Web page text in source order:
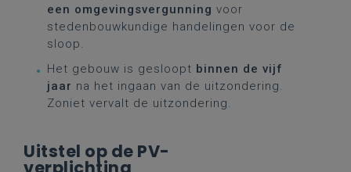
een omgevingsvergunning voor
stedenbouwkundige handelingen voor de
sloop.
Het gebouw is gesloopt binnen de vijf
jaar na het ingaan van de uitzondering.
Zoniet vervalt de uitzondering.
Uitstel op de PV-